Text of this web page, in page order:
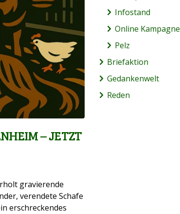
– JETZT
gravierende
verendete Schafe
erschreckendes
Infostand
Online Kampagne
Pelz
Briefaktion
Gedankenwelt
Reden